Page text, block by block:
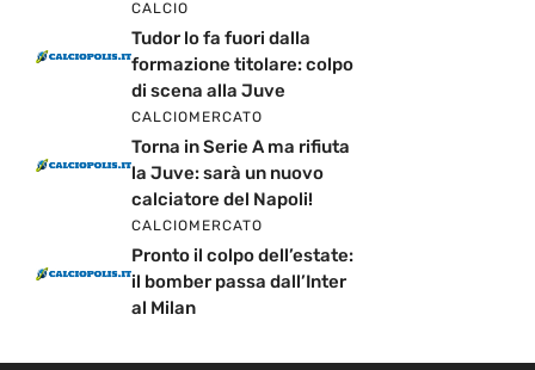
CALCIO
Tudor lo fa fuori dalla
formazione titolare: colpo
di scena alla Juve
CALCIOMERCATO
Torna in Serie A ma rifiuta
la Juve: sarà un nuovo
calciatore del Napoli!
CALCIOMERCATO
Pronto il colpo dell’estate:
il bomber passa dall’Inter
al Milan